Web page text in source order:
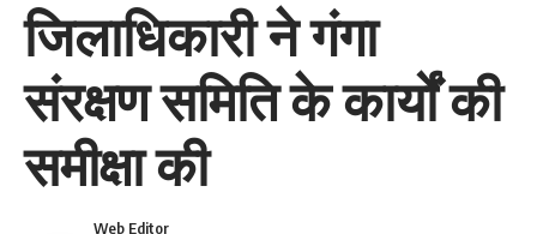
जिलाधिकारी ने गंगा
संरक्षण समिति के कार्यों की
समीक्षा की
Web Editor